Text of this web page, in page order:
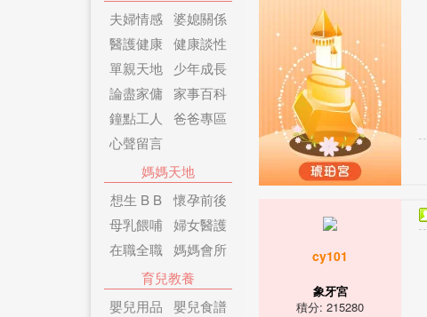
夫婦情感 婆媳關係
醫護健康
健康談性
單親天地
少年成長
論盡家傭
家事百科
鐘點工人
爸爸專區
心聲留言
媽媽天地
想生 B B
懷孕前後
母乳餵哺 婦女醫護
在職全職
媽媽會所
育兒教養
嬰兒用品
嬰兒食譜
cy101
象牙宮
積分: 215280